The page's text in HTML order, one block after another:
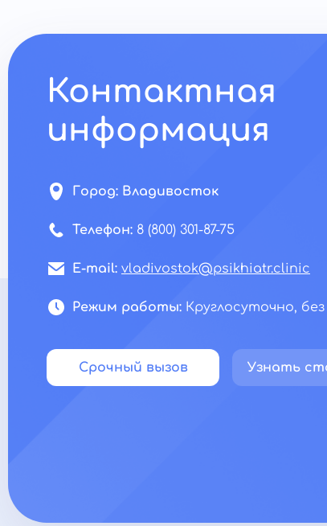
Контактная
информация
Город: Владивосток
Телефон: 8 (800) 301-87-75
E-mail: vladivostok@psikhiatr.clinic
Режим работы: Круглосуточно,
Срочный вызов Узнать